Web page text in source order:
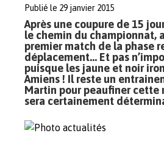
Publié le 29 janvier 2015
Après une coupure de 15
le chemin du championnat,
premier match de la phase
déplacement… Et pas
puisque les jaune et noir
Amiens ! Il reste un
Martin pour peaufiner cette
sera certainement